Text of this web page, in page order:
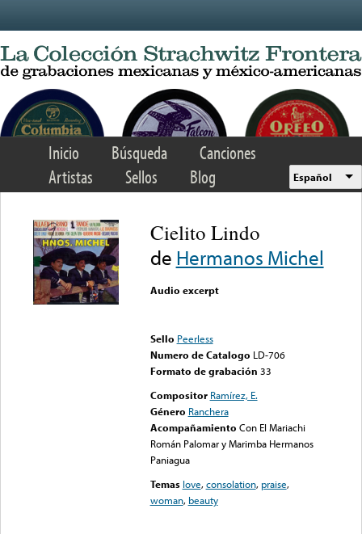
Inicio Búsqueda
Canciones
Artistas
Sellos Blog Español
Cielito Lindo
de Hermanos Michel
Audio excerpt
Sello Peerless
Numero de Catalogo LD-706
Formato de grabación 33
Compositor Ramírez, E.
Género Ranchera
Acompañamiento Con El Mariachi
Román Palomar y Marimba Hermanos
Paniagua
Temas love,consolation, praise,
woman, beauty